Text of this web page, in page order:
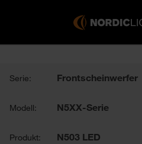
Serie: Frontscheinwerfer
Modell: N5XX-Serie
Produkt: N503 LED